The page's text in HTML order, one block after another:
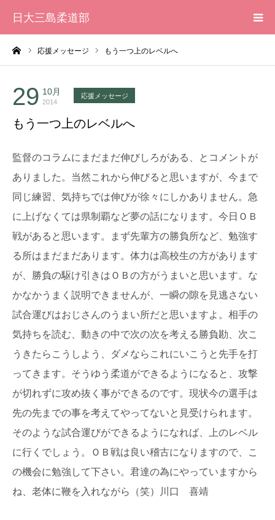
日大三島柔道部
応援メッセージ もう一つ上のレベルへ
29 10月
2014
応援メッセージ
もう一つ上のレベルへ
監督のコラムにまだまだ伸びしろがある、 とコメントが
ありました。当然これから伸びると思いますが、 今まで
同じ練習、気持ちでは伸びが徐々にしかありません。 急
に上げなくては県制覇など夢の話になります。 今日ＯＢ
戦があると思います。まず先輩方の勝負所など、 勉強す
る所はまだまだあります。体力は高校生の方があります
が、 勝負の駆け引きはＯＢの方がうまいと思います。 な
かなかうまく説明できませんが、 一瞬の隙を見逃さない
試合運びはおじさんのうまい所だと思いますよ。相手の
気持ちを読む、動きの中で次の次を考える勝負勘、 次こ
うきたらこうしよう、 ダメならこれにいこうと先手を打
ってきます。 そうゆう柔道ができるようになると、 攻撃
が切れずに攻め抜く事ができるのです。 現状今の選手は
先の先までの事を考えてやってないと見受けられます。
そのような試合運びができるようになれば、 上のレベル
に行くでしょう。ＯＢ戦は良い稽古になりますので、 こ
の機会に勉強して下さい。君達の為にやっていますから
ね、 老体に鞭を入れながら（笑）川口 喜靖
HOME
柔道部 紹介
ブログ
大会記録
写真集